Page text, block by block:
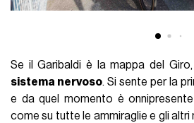
Se il Garibaldi è la mappa del Giro,
sistema nervoso. Si sente per la
e da quel momento è
come su tutte le ammiraglie e gli altri